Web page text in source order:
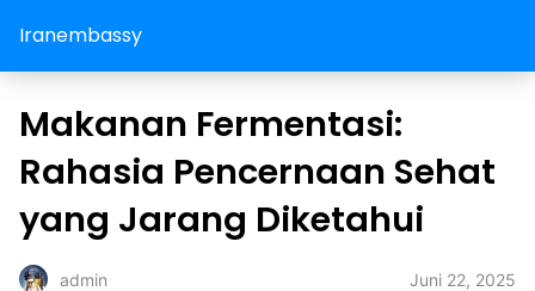
Iranembassy
Makanan Fermentasi:
Rahasia Pencernaan Sehat
yang Jarang Diketahui
admin Juni 22, 2025